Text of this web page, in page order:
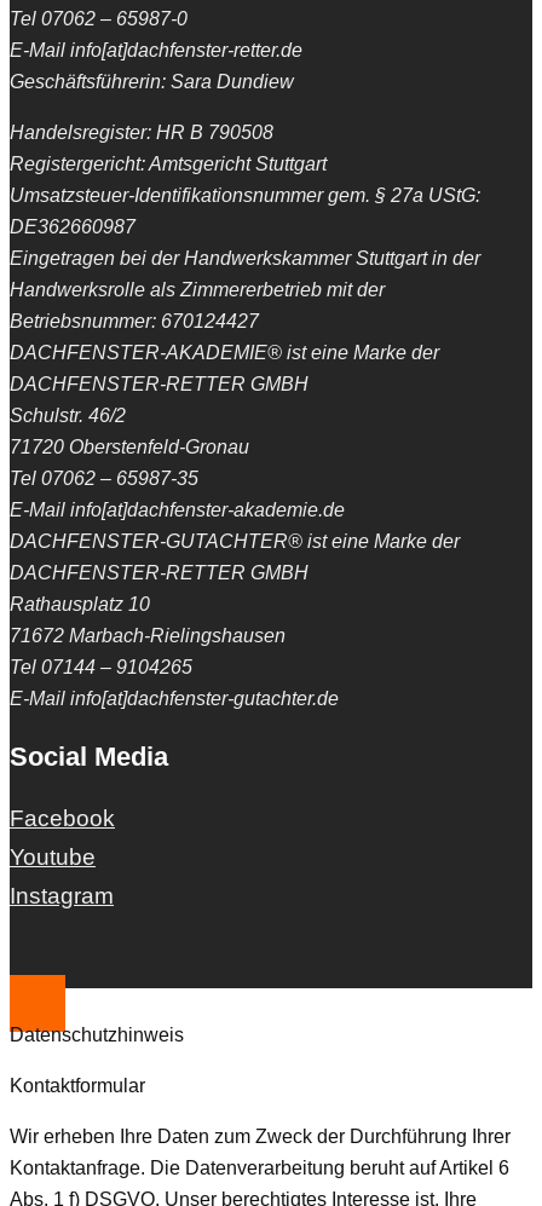
Tel 07062 – 65987-0
E-Mail info[at]dachfenster-retter.de
Geschäftsführerin: Sara Dundiew
Handelsregister: HR B 790508
Registergericht: Amtsgericht Stuttgart
Umsatzsteuer-Identifikationsnummer gem. § 27a UStG:
DE362660987
Eingetragen bei der Handwerkskammer Stuttgart in der
Handwerksrolle als Zimmererbetrieb mit der
Betriebsnummer: 670124427
DACHFENSTER-AKADEMIE® ist eine Marke der
DACHFENSTER-RETTER GMBH
Schulstr. 46/2
71720 Oberstenfeld-Gronau
Tel 07062 – 65987-35
E-Mail info[at]dachfenster-akademie.de
DACHFENSTER-GUTACHTER® ist eine Marke der
DACHFENSTER-RETTER GMBH
Rathausplatz 10
71672 Marbach-Rielingshausen
Tel 07144 – 9104265
E-Mail info[at]dachfenster-gutachter.de
Social Media
Facebook
Youtube
Instagram
Datenschutzhinweis
Kontaktformular
Wir erheben Ihre Daten zum Zweck der Durchführung Ihrer
Kontaktanfrage. Die Datenverarbeitung beruht auf Artikel 6
Abs. 1 f) DSGVO. Unser berechtigtes Interesse ist, Ihre